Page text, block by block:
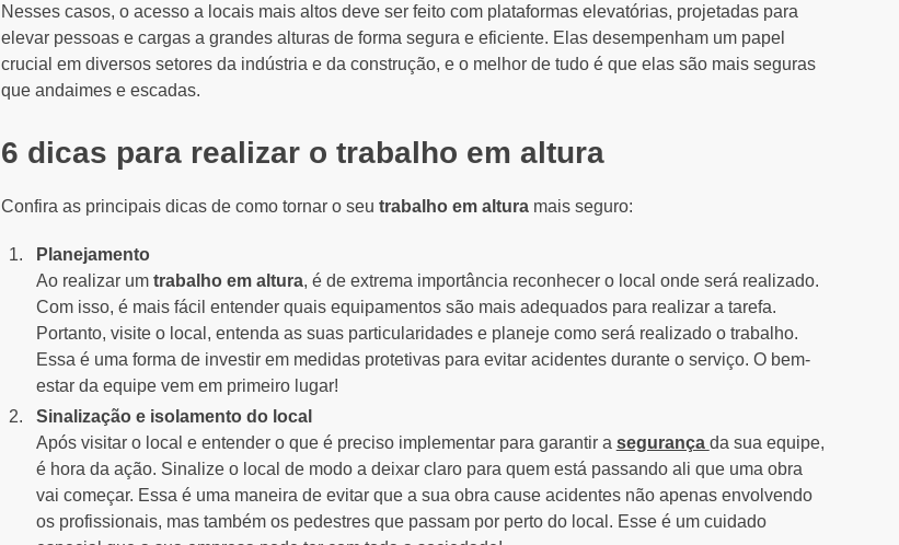
Nesses casos, o acesso a locais mais altos deve ser feito com plataformas elevatórias, projetadas para
elevar pessoas e cargas a grandes alturas de forma segura e eficiente. Elas desempenham um papel
crucial em diversos setores da indústria e da construção, e o melhor de tudo é que elas são mais seguras
que andaimes e escadas.
6 dicas para realizar o trabalho em altura
Confira as principais dicas de como tornar o seu trabalho em alturamais seguro:
Planejamento
Ao realizar um trabalho em altura, é de extrema importância reconhecer o local onde será realizado.
Com isso, é mais fácil entender quais equipamentos são mais adequados para realizar a tarefa.
Portanto, visite o local, entenda as suas particularidades e planeje como será realizado o trabalho.
Essa é uma forma de investir em medidas protetivas para evitar acidentes durante o serviço. O bem-
estar da equipe vem em primeiro lugar!
Sinalização e isolamento do local
Após visitar o local e entender o que é preciso implementar para garantir a segurança da sua equipe,
é hora da ação. Sinalize o local de modo a deixar claro para quem está passando ali que uma obra
vai começar. Essa é uma maneira de evitar que a sua obra cause acidentes não apenas envolvendo
os profissionais, mas também os pedestres que passam por perto do local. Esse é um cuidado